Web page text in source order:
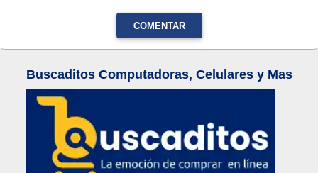
COMENTAR
Buscaditos Computadoras, Celulares y Mas